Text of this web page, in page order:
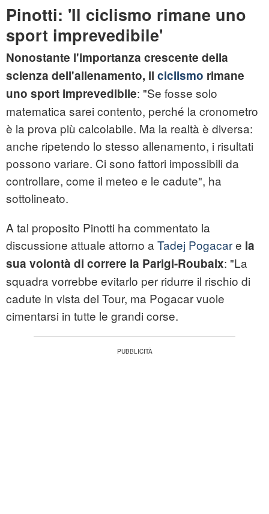
Pinotti: 'Il ciclismo rimane uno
sport imprevedibile'
Nonostante l'importanza crescente della
scienza dell'allenamento, il ciclismo rimane
uno sport imprevedibile: "Se fosse solo
matematica sarei contento, perché la cronometro
è la prova più calcolabile. Ma la realtà è diversa:
anche ripetendo lo stesso allenamento, i risultati
possono variare. Ci sono fattori impossibili da
controllare, come il meteo e le cadute", ha
sottolineato.
A tal proposito Pinotti ha commentato la
discussione attuale attorno a Tadej Pogacare la
sua volontà di correre la Parigi-Roubaix: "La
squadra vorrebbe evitarlo per ridurre il rischio di
cadute in vista del Tour, ma Pogacar vuole
cimentarsi in tutte le grandi corse.